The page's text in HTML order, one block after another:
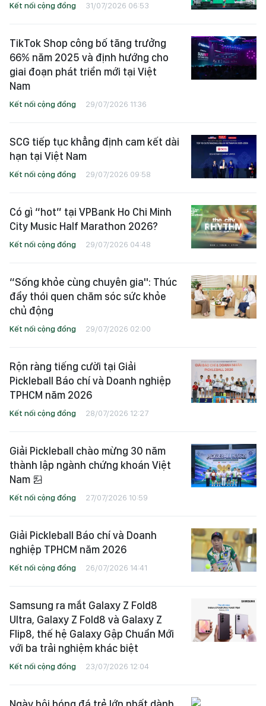
Kết nối cộng đồng 31/07/2026 06:53
TikTok Shop công bố tăng trưởng
66% năm 2025 và định hướng cho
giai đoạn phát triển mới tại Việt
Nam
Kết nối cộng đồng 29/07/2026 11:36
SCG tiếp tục khẳng định cam kết dài
hạn tại Việt Nam
Kết nối cộng đồng 29/07/2026 09:58
Có gì “hot” tại VPBank Ho Chi Minh
City Music Half Marathon 2026?
Kết nối cộng đồng 29/07/2026 04:48
“Sống khỏe cùng chuyên gia": Thúc
đẩy thói quen chăm sóc sức khỏe
chủ động
Kết nối cộng đồng 29/07/2026 02:00
Rộn ràng tiếng cười tại Giải
Pickleball Báo chí và Doanh nghiệp
TPHCM năm 2026
Kết nối cộng đồng 28/07/2026 12:27
Giải Pickleball chào mừng 30 năm
thành lập ngành chứng khoán Việt
Nam
Kết nối cộng đồng 27/07/2026 10:59
Giải Pickleball Báo chí và Doanh
nghiệp TPHCM năm 2026
Kết nối cộng đồng 26/07/2026 14:41
Samsung ra mắt Galaxy Z Fold8
Ultra, Galaxy Z Fold8 và Galaxy Z
Flip8, thế hệ Galaxy Gập Chuẩn Mới
với ba trải nghiệm khác biệt
Kết nối cộng đồng 23/07/2026 12:04